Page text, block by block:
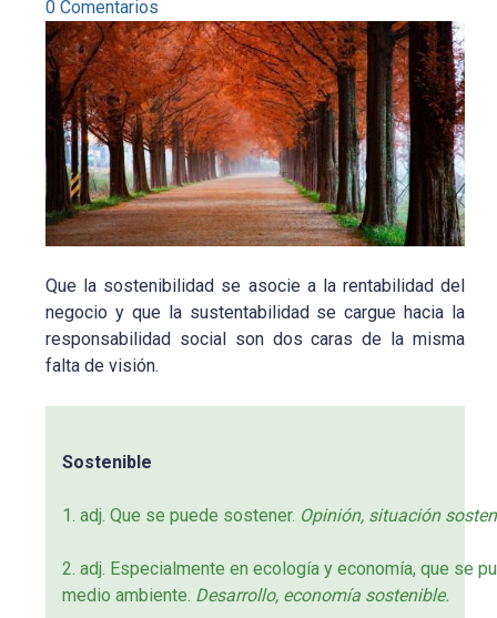
0 Comentarios
Que la sostenibilidad se asocie a la rentabilidad del
negocio y que la sustentabilidad se cargue hacia la
responsabilidad social son dos caras de la misma
falta de visión.
Sostenible
1. adj. Que se puede sostener. Opinión, situación
2. adj. Especialmente en ecología y economía, que se
medio ambiente. Desarrollo, economía sostenible.